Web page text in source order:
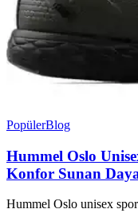
PopülerBlog
Hummel Oslo
Konfor Sunan
Hummel Oslo unisex spor